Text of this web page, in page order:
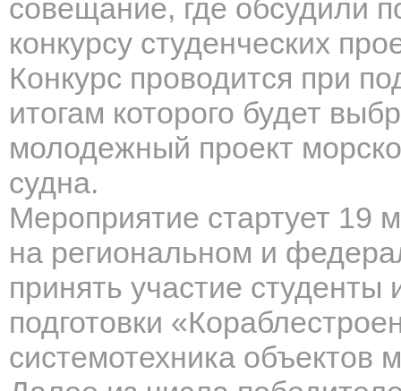
совещание, где обсудили
конкурсу студенческих
Конкурс проводится при
итогам которого будет
молодежный проект
судна.
Мероприятие стартует 19
на региональном и
принять участие
подготовки
системотехника объектов